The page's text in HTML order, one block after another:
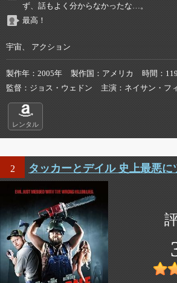
ず、話もよく分からなかったな…。
最高！
宇宙、 アクション
製作年 2005年 製作国 アメリカ 時間
監督
ジョス・ウェドン 主演 ネイサン・フ
レンタル
2 タッカーとデイル 史上最悪に